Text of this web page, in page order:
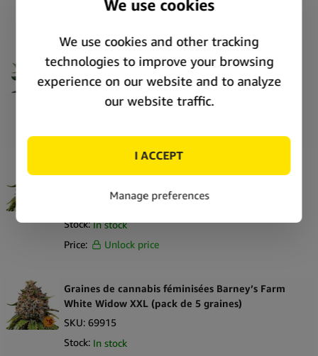
Unlock price
Graines de cannabis féminisées Barney’s Farm
Laughing Buddha (pack de 5 graines)
SKU: SE6467
In stock
Stock: In stock
Price:
Unlock price
Graines de cannabis féminisées Barney’s Farm
White Widow XXL (pack de 5 graines)
SKU: 69915
Stock: In stock